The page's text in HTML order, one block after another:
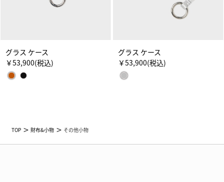
グラス ケース
￥53,900(税込)
グラス ケース
￥53,900(税込)
TOP 財布&小物 その他小物